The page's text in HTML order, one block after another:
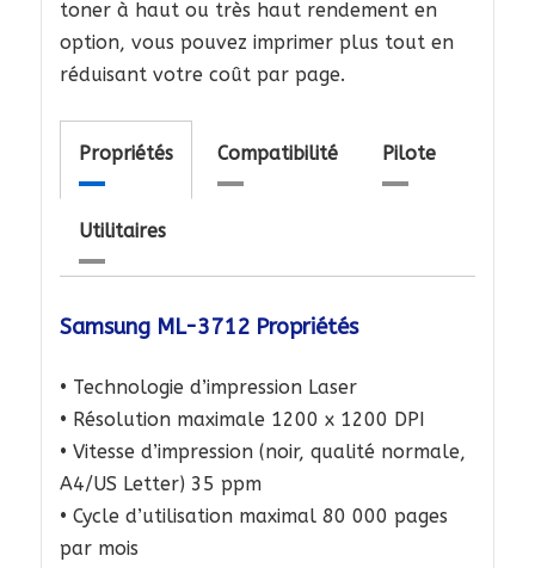
toner à haut ou très haut rendement en
option, vous pouvez imprimer plus tout en
réduisant votre coût par page.
Propriétés Compatibilité Pilote
Utilitaires
Samsung ML-3712 Propriétés
• Technologie d’impression Laser
• Résolution maximale 1200 x 1200 DPI
• Vitesse d’impression (noir, qualité normale,
A4/US Letter) 35 ppm
• Cycle d’utilisation maximal 80 000 pages
par mois